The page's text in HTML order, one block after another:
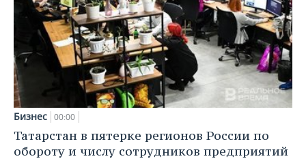
Бизнес 00:00
Татарстан в пятерке регионов России по
обороту и числу сотрудников предприятий